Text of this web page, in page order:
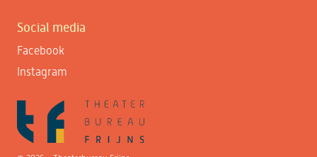
Social media
Facebook
Instagram